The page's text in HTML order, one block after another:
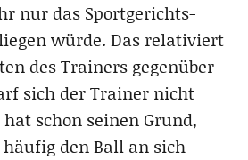
nur das Sportgerichts-
würde. Das relativiert
des Trainers gegenüber
sich der Trainer nicht
hat schon seinen Grund,
den Ball an sich